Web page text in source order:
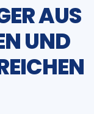
AUS
UND